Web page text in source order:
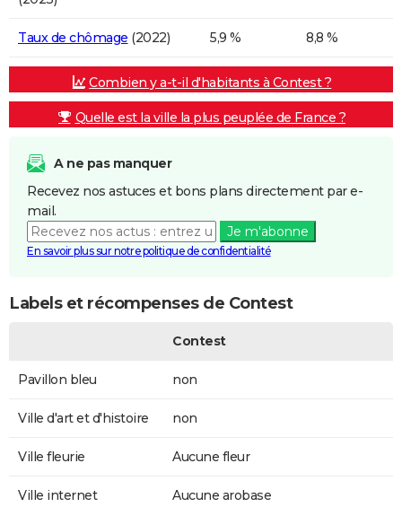
Taux de chômage (2022) 5,9 % 8,8 %
Combien y a-t-il d'habitants à Contest ?
Quelle est la ville la plus peuplée de France ?
A ne pas manquer
Recevez nos astuces et bons plans directement par e-
mail.
Je m'abonne
En savoir plus sur notre politique de confidentialité
Labels et récompenses de Contest
Contest
Pavillon bleu non
Ville d'art et d'histoire non
Ville fleurie Aucune fleur
Ville internet Aucune arobase